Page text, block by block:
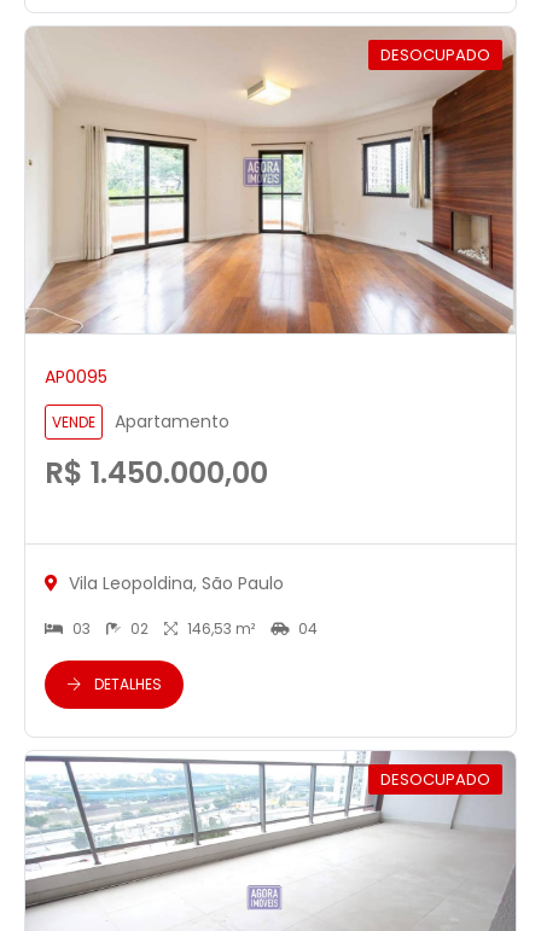
DESOCUPADO
AP0095
VENDE Apartamento
R$ 1.450.000,00
Vila Leopoldina, São Paulo
03 02 146,53 m² 04
DETALHES
DESOCUPADO